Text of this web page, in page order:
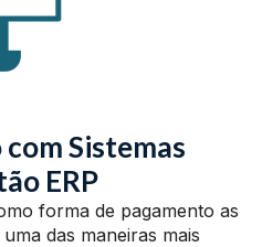
Sistemas
ERP
forma de pagamento as
das maneiras mais